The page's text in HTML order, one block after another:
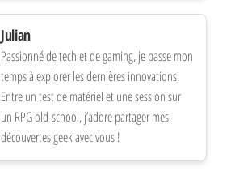
Julian
Passionné de tech et de gaming, je passe mon
temps à explorer les dernières innovations.
Entre un test de matériel et une session sur
un RPG old-school, j’adore partager mes
découvertes geek avec vous !